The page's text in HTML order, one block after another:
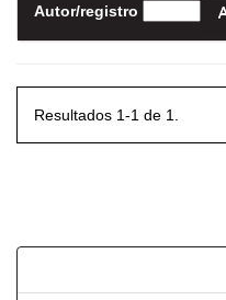
Autor/registro
Resultados 1-1 de 1.